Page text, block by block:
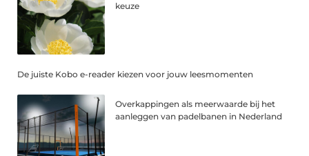
keuze
De juiste Kobo e-reader kiezen voor jouw leesmomenten
Overkappingen als meerwaarde bij het
aanleggen van padelbanen in Nederland